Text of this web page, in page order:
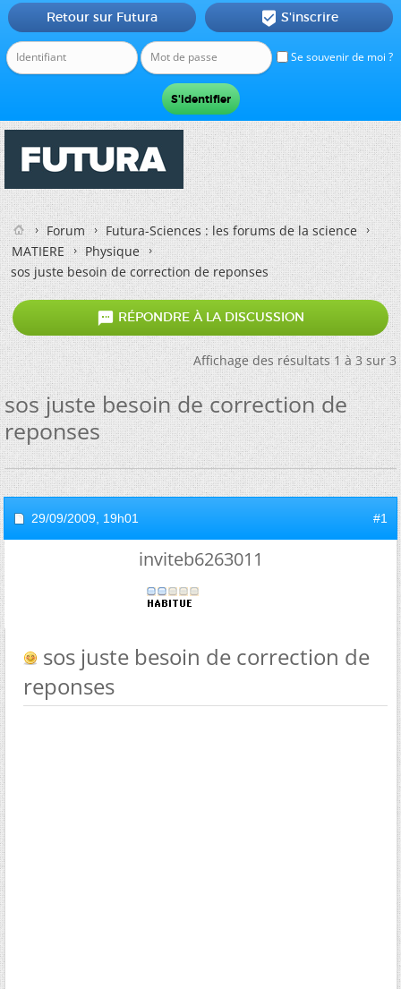
Se souvenir de moi ?
Retour sur Futura  S'inscrire
Forum
Futura-Sciences : les forums de la science
MATIERE
Physique
sos juste besoin de correction de reponses
 RÉPONDRE À LA DISCUSSION
Affichage des résultats 1 à 3 sur 3
sos juste besoin de correction de
reponses
29/09/2009, 19h01 #1
inviteb6263011
sos juste besoin de correction de
reponses